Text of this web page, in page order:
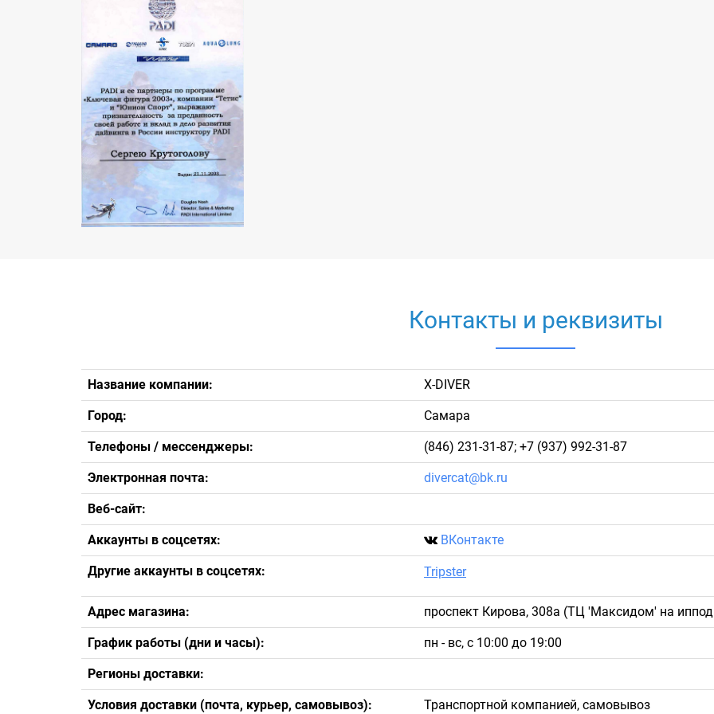
Название компании:
Город:
Телефоны / мессенджеры:
Электронная почта:
Веб-сайт:
Аккаунты в соцсетях:
пн - вс, с 10:00 до 19:00
Условия доставки (почта, курьер, самовывоз): Транспортной компанией, самовывоз
Условия оплаты: Полная предоплата. Наличными, переводы на